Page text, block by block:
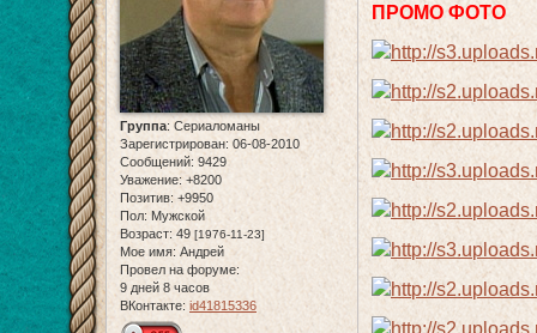
Группа: Сериаломаны
Зарегистрирован: 06-08-2010
Сообщений: 9429
Уважение: +8200
Позитив: +9950
Пол: Мужской
Возраст: 49 [1976-11-23]
Мое имя: Андрей
Провел на форуме:
9 дней 8 часов
ВКонтакте: id41815336
ПРОМО ФОТО